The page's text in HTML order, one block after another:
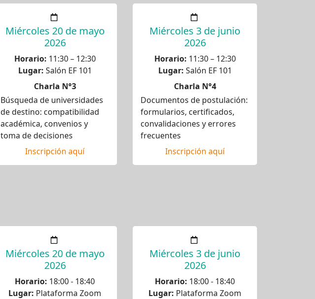
Miércoles 20 de mayo
2026
Horario: 11:30 – 12:30
Lugar: Salón EF 101
Charla N°3
Búsqueda de universidades
de destino: compatibilidad
académica, convenios y
toma de decisiones
Inscripción aquí
Miércoles 3 de junio
2026
Horario: 11:30 – 12:30
Lugar: Salón EF 101
Charla N°4
Documentos de postulación:
formularios, certificados,
convalidaciones y errores
frecuentes
Inscripción aquí
Miércoles 20 de mayo
2026
Horario: 18:00 - 18:40
Lugar: Plataforma Zoom
Miércoles 3 de junio
2026
Horario: 18:00 - 18:40
Lugar: Plataforma Zoom